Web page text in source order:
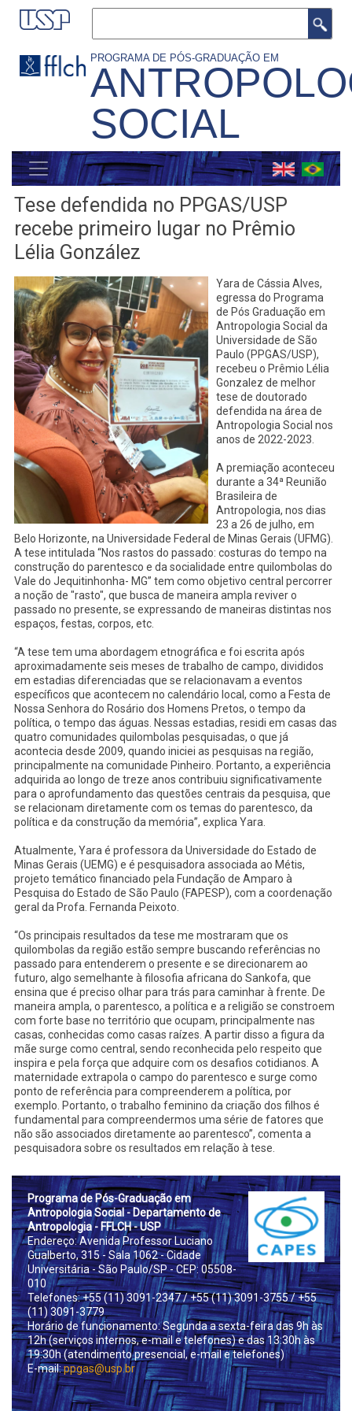
Pular
para
conteúdo
PROGRAMA DE PÓS-GRADUAÇÃO EM
SOCIAL
MENU
GERAL
Tese defendida no PPGAS/USP
recebe primeiro lugar no Prêmio
Lélia González
Yara de Cássia Alves,
egressa do Programa
de Pós Graduação em
Antropologia Social da
Universidade de São
Paulo (PPGAS/USP),
recebeu o Prêmio Lélia
Gonzalez de melhor
tese de doutorado
defendida na área de
Antropologia Social nos
anos de 2022-2023.
A premiação aconteceu
durante a 34ª Reunião
Brasileira de
Antropologia, nos dias
23 a 26 de julho, em
Belo Horizonte, na Universidade Federal de Minas Gerais (UFMG).
A tese intitulada “Nos rastos do passado: costuras do tempo na
construção do parentesco e da socialidade entre quilombolas do
Vale do Jequitinhonha- MG” tem como objetivo central percorrer
a noção de "rasto", que busca de maneira ampla reviver o
passado no presente, se expressando de maneiras distintas nos
espaços, festas, corpos, etc.
“A tese tem uma abordagem etnográfica e foi escrita após
aproximadamente seis meses de trabalho de campo, divididos
em estadias diferenciadas que se relacionavam a eventos
específicos que acontecem no calendário local, como a Festa de
Nossa Senhora do Rosário dos Homens Pretos, o tempo da
política, o tempo das águas. Nessas estadias, residi em casas das
quatro comunidades quilombolas pesquisadas, o que já
acontecia desde 2009, quando iniciei as pesquisas na região,
principalmente na comunidade Pinheiro. Portanto, a experiência
adquirida ao longo de treze anos contribuiu significativamente
para o aprofundamento das questões centrais da pesquisa, que
se relacionam diretamente com os temas do parentesco, da
política e da construção da memória”, explica Yara.
Atualmente, Yara é professora da Universidade do Estado de
Minas Gerais (UEMG) e é pesquisadora associada ao Métis,
projeto temático financiado pela Fundação de Amparo à
Pesquisa do Estado de São Paulo (FAPESP), com a coordenação
geral da Profa. Fernanda Peixoto.
“Os principais resultados da tese me mostraram que os
quilombolas da região estão sempre buscando referências no
passado para entenderem o presente e se direcionarem ao
futuro, algo semelhante à filosofia africana do Sankofa, que
ensina que é preciso olhar para trás para caminhar à frente. De
maneira ampla, o parentesco, a política e a religião se constroem
com forte base no território que ocupam, principalmente nas
casas, conhecidas como casas raízes. A partir disso a figura da
mãe surge como central, sendo reconhecida pelo respeito que
inspira e pela força que adquire com os desafios cotidianos. A
maternidade extrapola o campo do parentesco e surge como
ponto de referência para compreenderem a política, por
exemplo. Portanto, o trabalho feminino da criação dos filhos é
fundamental para compreendermos uma série de fatores que
não são associados diretamente ao parentesco”, comenta a
pesquisadora sobre os resultados em relação à tese.
Programa de Pós-Graduação em
Antropologia Social - Departamento de
Antropologia - FFLCH - USP
Endereço: Avenida Professor Luciano
Gualberto, 315 - Sala 1062 - Cidade
Universitária - São Paulo/SP - CEP: 05508-
010
Telefones: +55 (11) 3091-2347/ +55 (11) 3091-3755/ +55
(11) 3091-3779
Horário de funcionamento: Segunda a sexta-feira das 9h às
12h (serviços internos, e-mail e telefones) e das 13:30h às
19:30h (atendimento presencial, e-mail e telefones)
E-mail:ppgas@usp.br